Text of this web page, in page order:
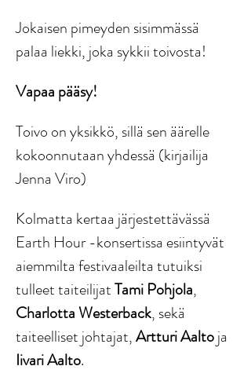
Jokaisen pimeyden sisimmässä
palaa liekki, joka sykkii toivosta!
Vapaa pääsy!
Toivo on yksikkö, sillä sen äärelle
kokoonnutaan yhdessä (kirjailija
Jenna Viro)
Kolmatta kertaa järjestettävässä
Earth Hour -konsertissa esiintyvät
aiemmilta festivaaleilta tutuiksi
tulleet taiteilijat Tami Pohjola,
Charlotta Westerback, sekä
taiteelliset johtajat, Artturi Aalto ja
Iivari Aalto.